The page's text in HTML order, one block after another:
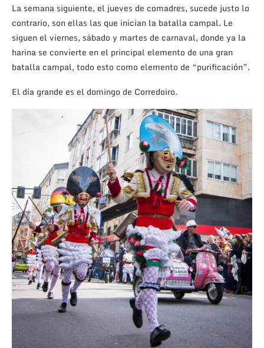
La semana siguiente, el jueves de comadres, sucede justo lo
contrario, son ellas las que inician la batalla campal. Le
siguen el viernes, sábado y martes de carnaval, donde ya la
harina se convierte en el principal elemento de una gran
batalla campal, todo esto como elemento de “purificación”.
El día grande es el domingo de Corredoiro.